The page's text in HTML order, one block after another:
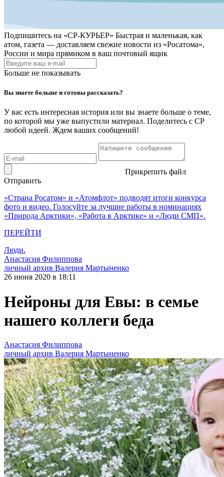
Подпишитесь на «СР-КУРЬЕР» Быстрая и маленькая, как
атом, газета — доставляем свежие новости из «Росатома»,
России и мира прямиком в ваш почтовый ящик
Больше не показывать
Вы знаете больше и готовы рассказать?
У вас есть интересная история или вы знаете больше о теме,
по которой мы уже выпустили материал. Поделитесь с СР
любой идеей. Ждем ваших сообщений!
Прикрепить файл
Отправить
«Страна Росатом» и «Атомфлот» подводят итоги конкурса
фото и видео. Голосуйте за лучшие работы в номинациях
«Природа Арктики», «Работа в Арктике» и «Люди СМП».
ПЕРЕЙТИ
Люди.
Анастасия Филиппова
личный архив Валерия Мартыненко
26 июня 2020 в 18:11
Нейроны для Евы: в семье
нашего коллеги беда
Анастасия Филиппова
личный архив Валерия Мартыненко